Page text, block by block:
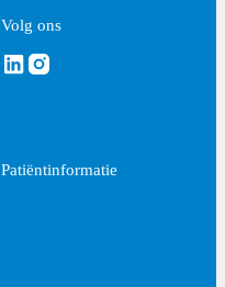
Volg ons
Volg ons via Linkedin
Volg ons via Instagram
Patiëntinformatie